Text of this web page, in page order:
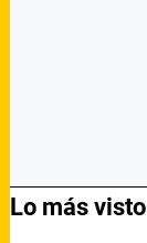
Lo más visto